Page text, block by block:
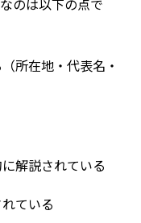
のは以下の点で
所在地・代表名・
解説されている
ている